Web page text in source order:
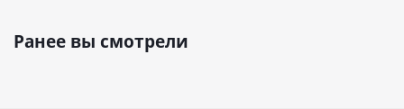
Ранее вы смотрели